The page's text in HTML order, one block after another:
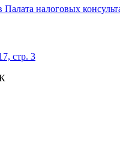
Палата налоговых
стр. 3